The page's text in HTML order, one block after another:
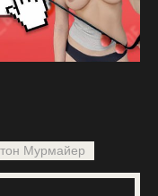
Мурмайер